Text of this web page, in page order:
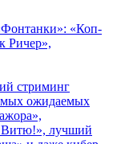
«Коп-
Ричер»,
стриминг
ожидаемых
Витю!», лучший